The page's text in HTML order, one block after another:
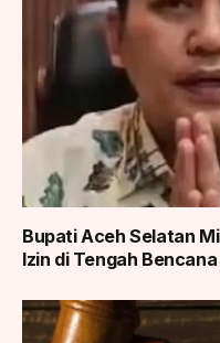
Bupati Aceh Selatan
Izin di Tengah Bencana